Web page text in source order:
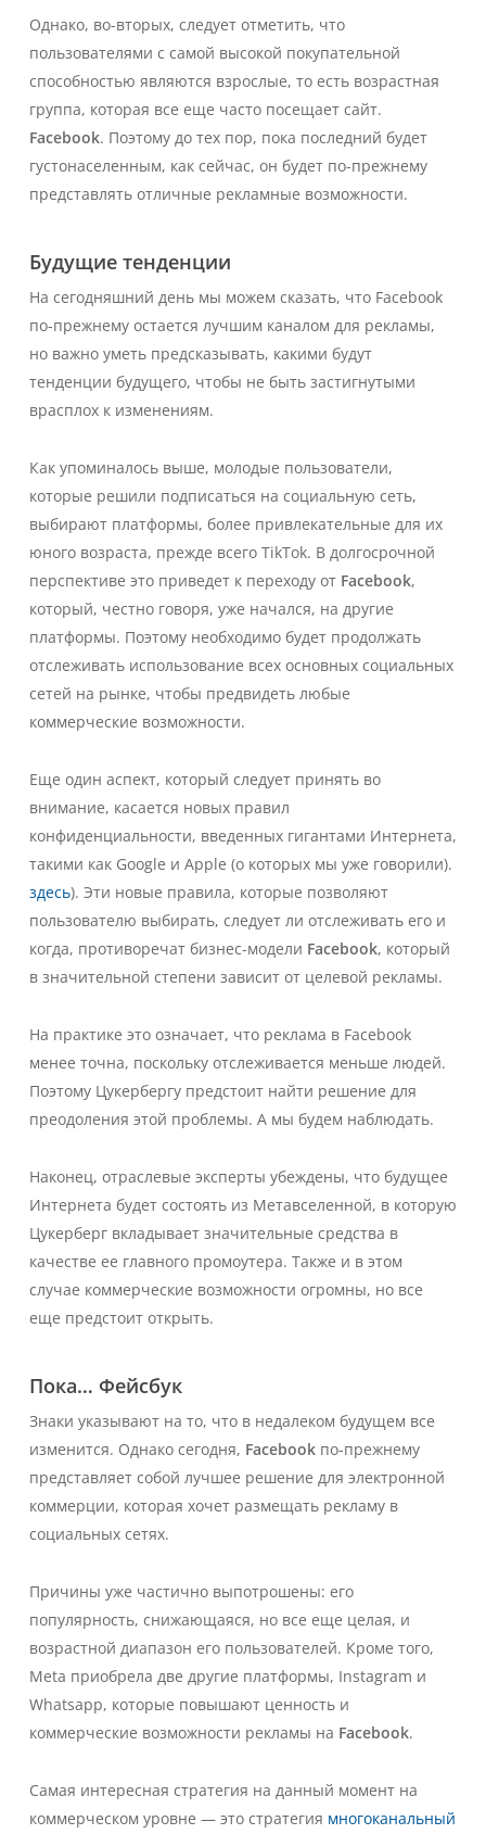
Однако, во-вторых, следует отметить, что
пользователями с самой высокой покупательной
способностью являются взрослые, то есть возрастная
группа, которая все еще часто посещает сайт.
Facebook. Поэтому до тех пор, пока последний будет
густонаселенным, как сейчас, он будет по-прежнему
представлять отличные рекламные возможности.
Будущие тенденции
На сегодняшний день мы можем сказать, что Facebook
по-прежнему остается лучшим каналом для рекламы,
но важно уметь предсказывать, какими будут
тенденции будущего, чтобы не быть застигнутыми
врасплох к изменениям.
Как упоминалось выше, молодые пользователи,
которые решили подписаться на социальную сеть,
выбирают платформы, более привлекательные для их
юного возраста, прежде всего TikTok. В долгосрочной
перспективе это приведет к переходу от Facebook,
который, честно говоря, уже начался, на другие
платформы. Поэтому необходимо будет продолжать
отслеживать использование всех основных социальных
сетей на рынке, чтобы предвидеть любые
коммерческие возможности.
Еще один аспект, который следует принять во
внимание, касается новых правил
конфиденциальности, введенных гигантами Интернета,
такими как Google и Apple (о которых мы уже говорили).
здесь). Эти новые правила, которые позволяют
пользователю выбирать, следует ли отслеживать его и
когда, противоречат бизнес-модели Facebook, который
в значительной степени зависит от целевой рекламы.
На практике это означает, что реклама в Facebook
менее точна, поскольку отслеживается меньше людей.
Поэтому Цукербергу предстоит найти решение для
преодоления этой проблемы. А мы будем наблюдать.
Наконец, отраслевые эксперты убеждены, что будущее
Интернета будет состоять из Метавселенной, в которую
Цукерберг вкладывает значительные средства в
качестве ее главного промоутера. Также и в этом
случае коммерческие возможности огромны, но все
еще предстоит открыть.
Пока… Фейсбук
Знаки указывают на то, что в недалеком будущем все
изменится. Однако сегодня, Facebook по-прежнему
представляет собой лучшее решение для электронной
коммерции, которая хочет размещать рекламу в
социальных сетях.
Причины уже частично выпотрошены: его
популярность, снижающаяся, но все еще целая, и
возрастной диапазон его пользователей. Кроме того,
Meta приобрела две другие платформы, Instagram и
Whatsapp, которые повышают ценность и
коммерческие возможности рекламы на Facebook.
Самая интересная стратегия на данный момент на
коммерческом уровне — это стратегия многоканальный